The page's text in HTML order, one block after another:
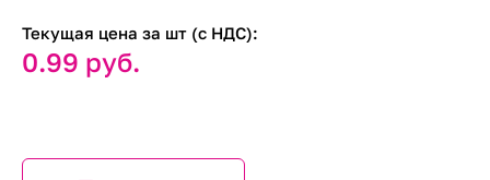
Текущая цена за шт (с НДС):
0.99 руб.